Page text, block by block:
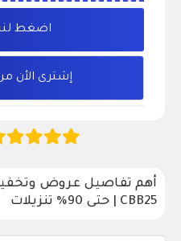
اضغط
إشترى الأن
أهم تفاصيل عروض
CBB25 | حتى 90% تنزيلات